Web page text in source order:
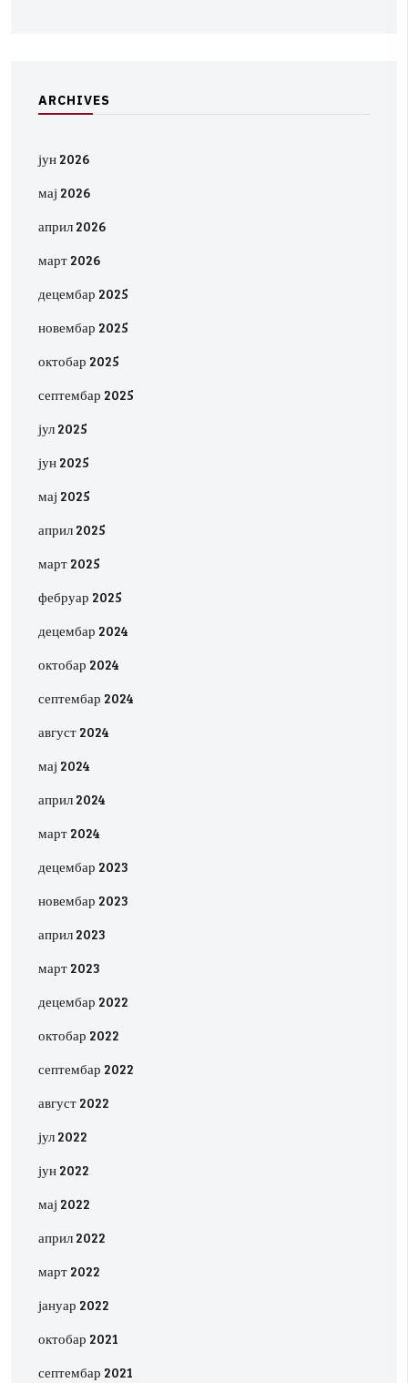
ARCHIVES
јун 2026
мај 2026
април 2026
март 2026
децембар 2025
новембар 2025
октобар 2025
септембар 2025
јул 2025
јун 2025
мај 2025
април 2025
март 2025
фебруар 2025
децембар 2024
октобар 2024
септембар 2024
август 2024
мај 2024
април 2024
март 2024
децембар 2023
новембар 2023
април 2023
март 2023
децембар 2022
октобар 2022
септембар 2022
август 2022
јул 2022
јун 2022
мај 2022
април 2022
март 2022
јануар 2022
октобар 2021
септембар 2021